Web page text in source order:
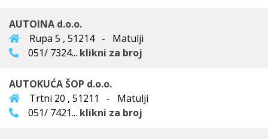
AUTOINA d.o.o.
Rupa 5 , 51214 - Matulji
051/ 7324... klikni za broj
AUTOKUĆA ŠOP d.o.o.
Trtni 20 , 51211 - Matulji
051/ 7421... klikni za broj